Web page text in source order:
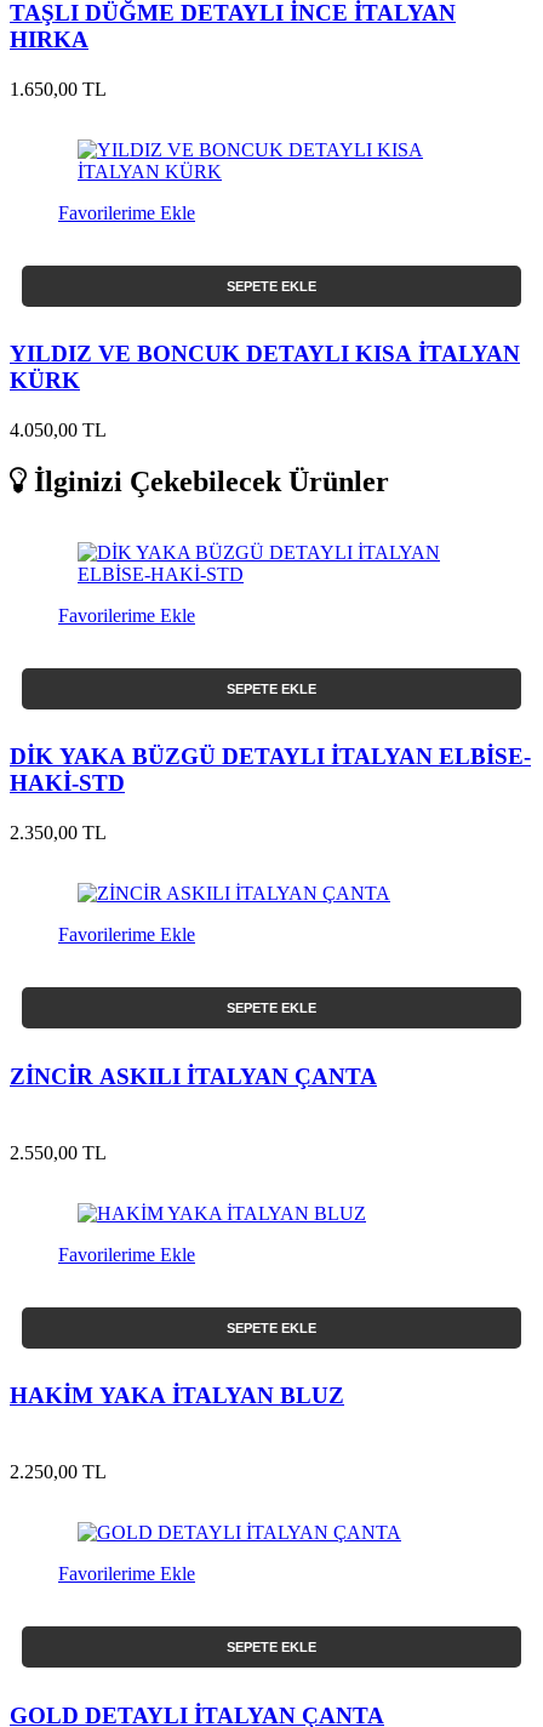
TAŞLI DÜĞME DETAYLI İNCE İTALYAN
HIRKA
1.650,00 TL
Favorilerime Ekle
SEPETE EKLE
YILDIZ VE BONCUK DETAYLI KISA İTALYAN
KÜRK
4.050,00 TL
İlginizi Çekebilecek Ürünler
Favorilerime Ekle
SEPETE EKLE
DİK YAKA BÜZGÜ DETAYLI İTALYAN ELBİSE-
HAKİ-STD
2.350,00 TL
Favorilerime Ekle
SEPETE EKLE
ZİNCİR ASKILI İTALYAN ÇANTA
2.550,00 TL
Favorilerime Ekle
SEPETE EKLE
HAKİM YAKA İTALYAN BLUZ
2.250,00 TL
Favorilerime Ekle
SEPETE EKLE
GOLD DETAYLI İTALYAN ÇANTA